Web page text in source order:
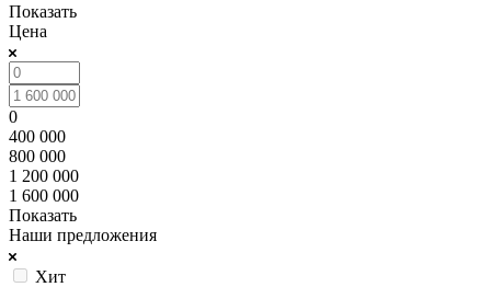
Показать
Цена
0
400 000
800 000
1 200 000
1 600 000
Показать
Наши предложения
Хит